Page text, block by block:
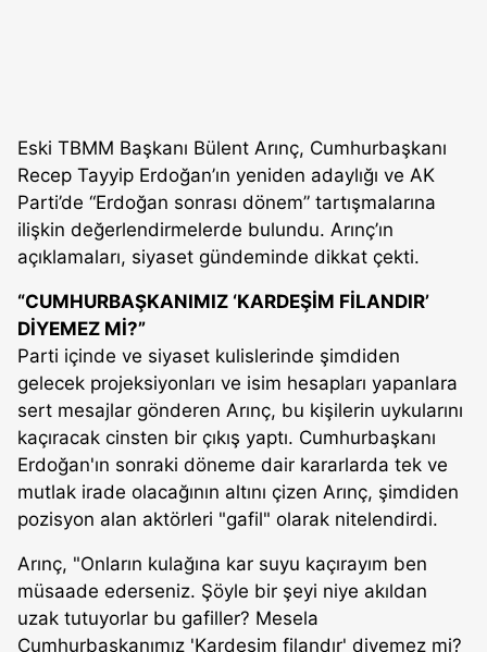
Eski TBMM Başkanı Bülent Arınç, Cumhurbaşkanı
Recep Tayyip Erdoğan’ın yeniden adaylığı ve AK
Parti’de “Erdoğan sonrası dönem” tartışmalarına
ilişkin değerlendirmelerde bulundu. Arınç’ın
açıklamaları, siyaset gündeminde dikkat çekti.
“CUMHURBAŞKANIMIZ ‘KARDEŞİM FİLANDIR’
DİYEMEZ Mİ?”
Parti içinde ve siyaset kulislerinde şimdiden
gelecek projeksiyonları ve isim hesapları yapanlara
sert mesajlar gönderen Arınç, bu kişilerin uykularını
kaçıracak cinsten bir çıkış yaptı. Cumhurbaşkanı
Erdoğan'ın sonraki döneme dair kararlarda tek ve
mutlak irade olacağının altını çizen Arınç, şimdiden
pozisyon alan aktörleri "gafil" olarak nitelendirdi.
Arınç, "Onların kulağına kar suyu kaçırayım ben
müsaade ederseniz. Şöyle bir şeyi niye akıldan
uzak tutuyorlar bu gafiller? Mesela
Cumhurbaşkanımız 'Kardeşim filandır' diyemez mi?